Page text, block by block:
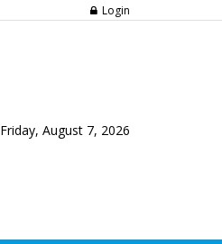
Login
Friday, August 7, 2026